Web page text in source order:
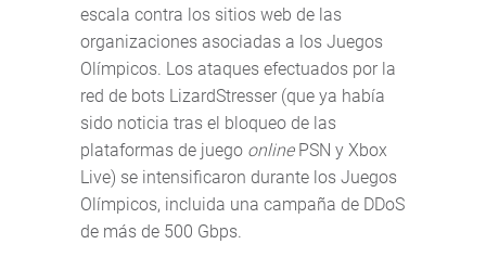
escala contra los sitios web de las
organizaciones asociadas a los Juegos
Olímpicos. Los ataques efectuados por la
red de bots LizardStresser (que ya había
sido noticia tras el bloqueo de las
plataformas de juego onlinePSN y Xbox
Live) se intensificaron durante los Juegos
Olímpicos, incluida una campaña de DDoS
de más de 500 Gbps.